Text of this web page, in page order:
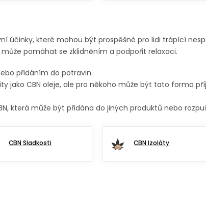
účinky, které mohou být prospěšné pro lidi trápící
pomáhat se zklidněním a podpořit relaxaci.
přidáním do potravin.
jako CBN oleje, ale pro někoho může být tato forma
která může být přidána do jiných produktů nebo
CBN Sladkosti CBN Izoláty